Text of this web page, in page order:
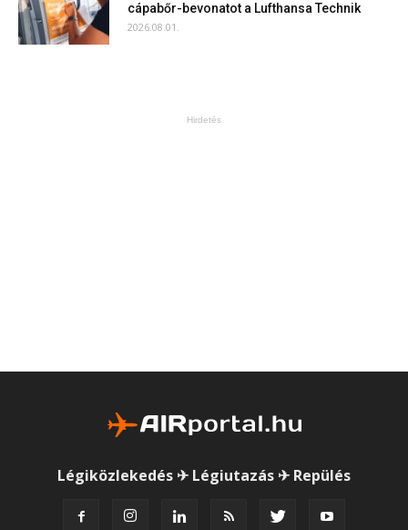
cápabőr-bevonatot a Lufthansa Technik
2026.08.01.
Hirdetés
Légiközlekedés ✈ Légiutazás ✈ Repülés